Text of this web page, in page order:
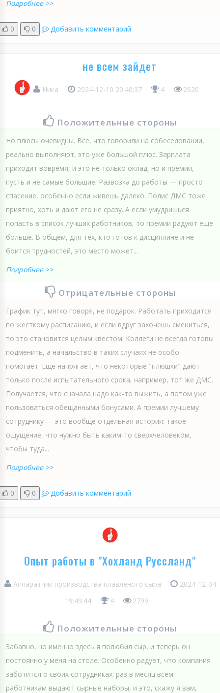
Подробнее >>
0 0 Добавить комментарий
не всем зайдет
Ника 2024-12-10 20:40:37 4 2620
Положительные стороны
Но плюсы очевидны. Все, что говорили на собеседовании,
реально выполняют, это уже большой плюс. Зарплата
приходит вовремя, и это не только оклад, но и премии,
пусть и не самые большие. Развозка до работы — просто
спасение, особенно если живешь далеко. Полис ДМС тоже
приятно, хоть и дают его не сразу. А если умудришься
попасть в список лучших работников, то премии радуют еще
больше. В общем, для тех, кто готов к дисциплине и не
боится трудностей, это место может...
Подробнее >>
Отрицательные стороны
График тут, мягко говоря, не подарок. Работать приходится
по жесткому расписанию, и если вдруг захочешь смениться,
то это становится целым квестом. Коллеги не всегда готовы
подменить, а начальство в таких случаях не особо
помогает. Еще напрягает, что некоторые "плюшки" дают
только после испытательного срока, например, тот же ДМС.
Получается, что сначала надо как-то выжить, а потом уже
пользоваться обещанными бонусами. А премии лучшему
сотруднику — это вообще отдельная история: такое
ощущение, что нужно быть каким-то сверхчеловеком,
чтобы туда...
Подробнее >>
0 0 Добавить комментарий
Опыт работы в "Хохланд Руссланд"
Аппаратчик производства плавленого сыра
2024-12-04
19:49:44
4 2799
Положительные стороны
Забавно, но именно здесь я полюбил сыр, и теперь он
постоянно у меня на столе. Особенно радует, что компания
заботится о своих сотрудниках: раз в месяц всем
работникам выдают сырные наборы, и это, скажу я вам,